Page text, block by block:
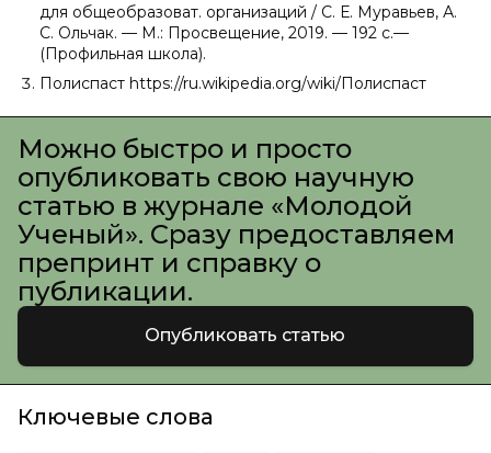
для общеобразоват. организаций / С. Е. Муравьев, А.
С. Ольчак. — М.: Просвещение, 2019. — 192 с.—
(Профильная школа).
Полиспаст https://ru.wikipedia.org/wiki/Полиспаст
Можно быстро и просто
опубликовать свою научную
статью в журнале «Молодой
Ученый». Сразу предоставляем
препринт и справку о
публикации.
Опубликовать статью
Ключевые слова